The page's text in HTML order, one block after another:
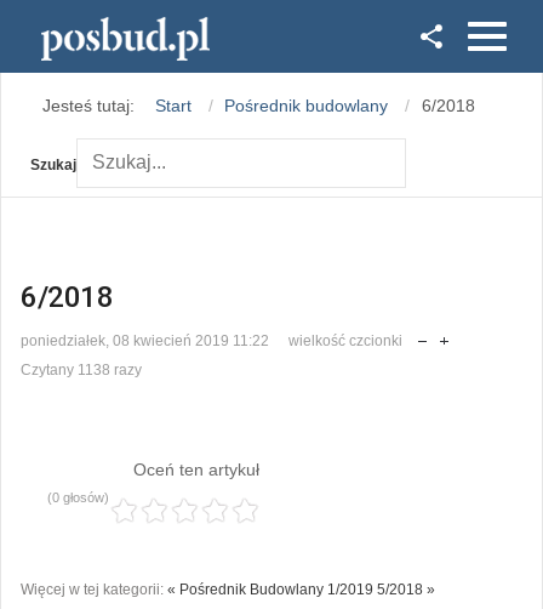
Instagram
Jesteś tutaj: Start Pośrednik budowlany 6/2018
Szukaj
6/2018
poniedziałek, 08 kwiecień 2019 11:22
wielkość czcionki
Czytany 1138 razy
Oceń ten artykuł
(0 głosów)
Więcej w tej kategorii: « Pośrednik Budowlany 1/2019 5/2018 »